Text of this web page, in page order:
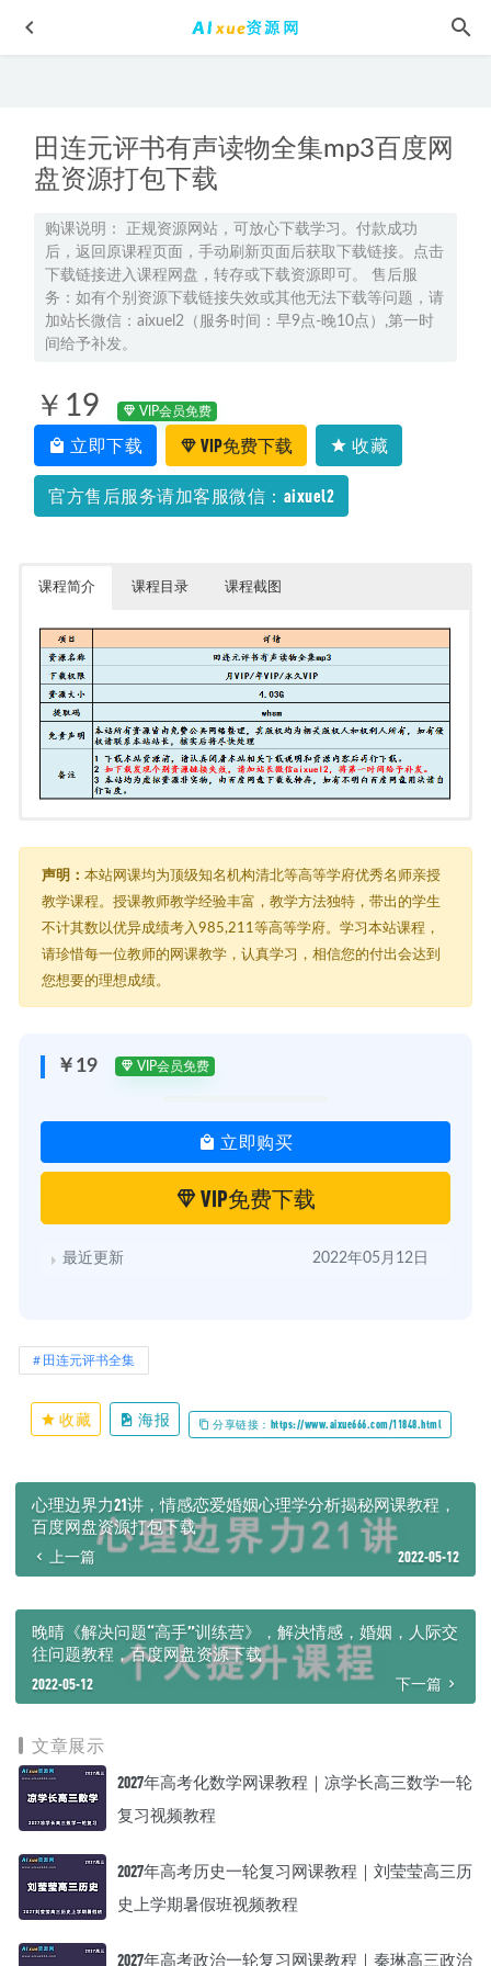
田连元评书有声读物全集mp3百度网
盘资源打包下载
购课说明： 正规资源网站，可放心下载学习。付款成功
后，返回原课程页面，手动刷新页面后获取下载链接。点击
下载链接进入课程网盘，转存或下载资源即可。 售后服
务：如有个别资源下载链接失效或其他无法下载等问题，请
加站长微信：aixuel2（服务时间：早9点-晚10点）,第一时
间给予补发。
￥19 VIP会员免费
立即下载 VIP免费下载 收藏
官方售后服务请加客服微信：aixuel2
课程简介 课程目录 课程截图
├─ 《田连元评书名段《杨家将·调寇》》.mp3
├─ 田连元 三侠五义 全100回.rar
├─ 田连元 刘秀传 全70回.rar
├─ 田连元 大话成语 全300回.rar
├─ 田连元 杨家将 全102回.rar
├─ 田连元 水浒传 全328回.rar
声明： 本站网课均为顶级知名机构清北等高等学府优秀名师亲授
教学课程。授课教师教学经验丰富，教学方法独特，带出的学生
不计其数以优异成绩考入985,211等高等学府。学习本站课程，
请珍惜每一位教师的网课教学，认真学习，相信您的付出会达到
您想要的理想成绩。
￥19 VIP会员免费
立即购买
VIP免费下载
最近更新 2022年05月12日
田连元评书全集
收藏 海报 分享链接：https://www.aixue666.com/11848.html
心理边界力21讲，情感恋爱婚姻心理学分析揭秘网课教程，
百度网盘资源打包下载
上一篇 2022-05-12
晚晴《解决问题“高手”训练营》，解决情感，婚姻，人际交
往问题教程，百度网盘资源下载
2022-05-12 下一篇
文章展示
2027年高考化数学网课教程｜凉学长高三数学一轮
复习视频教程
2027年高考历史一轮复习网课教程｜刘莹莹高三历
史上学期暑假班视频教程
2027年高考政治一轮复习网课教程｜秦琳高三政治
2024树成林高三化学冲刺课 2024-06-09
2022寒假版考虫雅思网课教学视频，88.89G学习资料百度网盘
资源下载 2022-03-10
2023商志英语四级考试全程班视频教程+讲义
2025郑梦瑶高二物理a下学期寒假班